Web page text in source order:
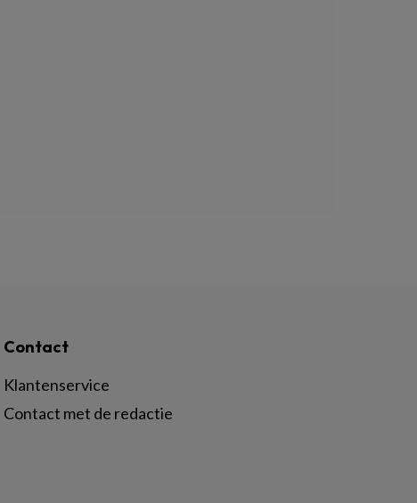
Contact
Klantenservice
Contact met de redactie